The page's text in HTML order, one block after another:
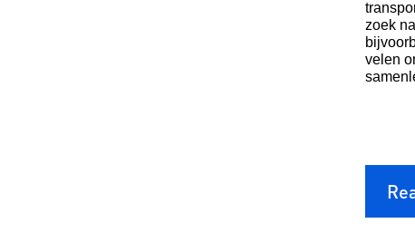
zoek
velen